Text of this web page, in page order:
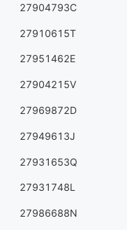
27904793C
27910615T
27951462E
27904215V
27969872D
27949613J
27931653Q
27931748L
27986688N